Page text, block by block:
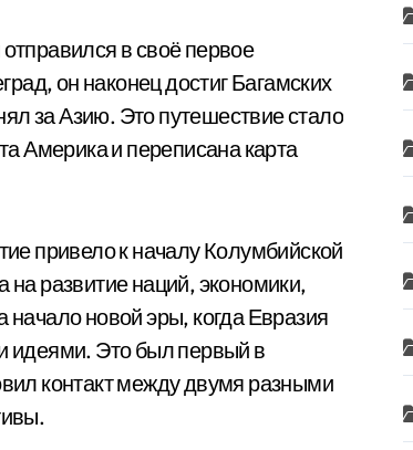
в своё первое
он наконец достиг Багамских
за Азию. Это путешествие стало
Америка и переписана карта
привело к началу Колумбийской
развитие наций, экономики,
новой эры, когда Евразия
идеями. Это был первый в
контакт между двумя разными